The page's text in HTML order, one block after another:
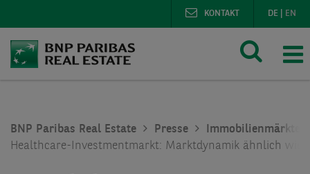
DE EN
KONTAKT
BNP Paribas Real Estate Presse
Immobilienmärkte
Healthcare-Investmentmarkt: Marktdynamik ähnlich wie